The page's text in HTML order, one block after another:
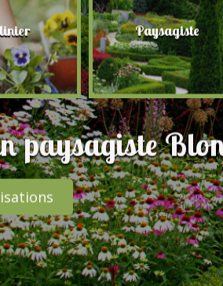
Paysagiste
paysagiste